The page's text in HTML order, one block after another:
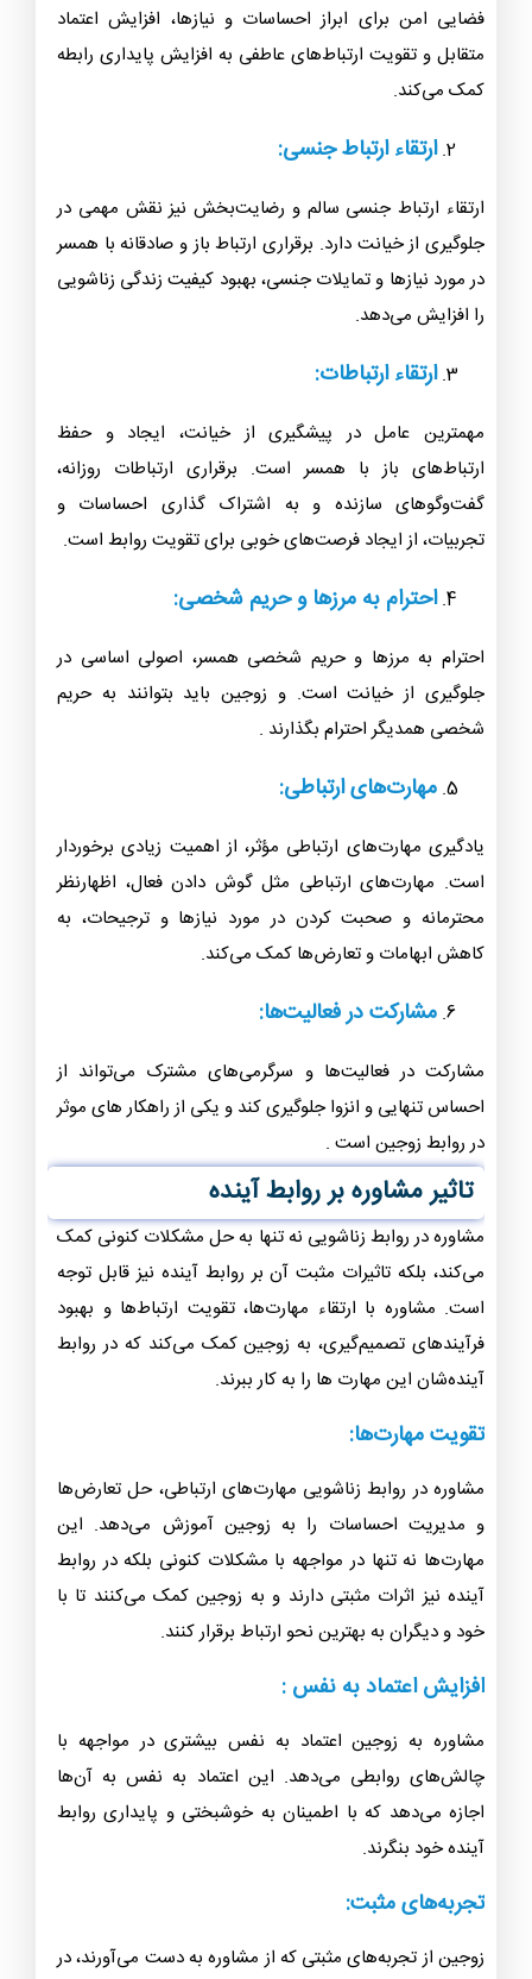
فضایی امن برای ابراز احساسات و نیازها، افزایش اعتماد
متقابل و تقویت ارتباط‌های عاطفی به افزایش پایداری رابطه
کمک می‌کند.
ارتقاء ارتباط جنسی:
ارتقاء ارتباط جنسی سالم و رضایت‌بخش نیز نقش مهمی در
جلوگیری از خیانت دارد. برقراری ارتباط باز و صادقانه با همسر
در مورد نیازها و تمایلات جنسی، بهبود کیفیت زندگی زناشویی
را افزایش می‌دهد.
ارتقاء ارتباطات:
مهمترین عامل در پیشگیری از خیانت، ایجاد و حفظ
ارتباط‌های باز با همسر است. برقراری ارتباطات روزانه،
گفت‌وگوهای سازنده و به اشتراک گذاری احساسات و
تجربیات، از ایجاد فرصت‌های خوبی برای تقویت روابط است.
احترام به مرزها و حریم شخصی:
احترام به مرزها و حریم شخصی همسر، اصولی اساسی در
جلوگیری از خیانت است. و زوجین باید بتوانند به حریم
شخصی همدیگر احترام بگذارند .
مهارت‌های ارتباطی:
یادگیری مهارت‌های ارتباطی مؤثر، از اهمیت زیادی برخوردار
است. مهارت‌های ارتباطی مثل گوش دادن فعال، اظهارنظر
محترمانه و صحبت کردن در مورد نیازها و ترجیحات، به
کاهش ابهامات و تعارض‌ها کمک می‌کند.
مشارکت در فعالیت‌ها:
مشارکت در فعالیت‌ها و سرگرمی‌های مشترک می‌تواند از
احساس تنهایی و انزوا جلوگیری کند و یکی از راهکار های موثر
در روابط زوجین است .
تاثیر مشاوره بر روابط آینده
مشاوره در روابط زناشویی نه تنها به حل مشکلات کنونی کمک
می‌کند، بلکه تاثیرات مثبت آن بر روابط آینده نیز قابل توجه
است. مشاوره با ارتقاء مهارت‌ها، تقویت ارتباط‌ها و بهبود
فرآیندهای تصمیم‌گیری، به زوجین کمک می‌کند که در روابط
آینده‌شان این مهارت ها را به کار ببرند.
تقویت مهارت‌ها:
مشاوره در روابط زناشویی مهارت‌های ارتباطی، حل تعارض‌ها
و مدیریت احساسات را به زوجین آموزش می‌دهد. این
مهارت‌ها نه تنها در مواجهه با مشکلات کنونی بلکه در روابط
آینده نیز اثرات مثبتی دارند و به زوجین کمک می‌کنند تا با
خود و دیگران به بهترین نحو ارتباط برقرار کنند.
افزایش اعتماد به نفس :
مشاوره به زوجین اعتماد به نفس بیشتری در مواجهه با
چالش‌های روابطی می‌دهد. این اعتماد به نفس به آن‌ها
اجازه می‌دهد که با اطمینان به خوشبختی و پایداری روابط
آینده خود بنگرند.
تجربه‌های مثبت:
زوجین از تجربه‌های مثبتی که از مشاوره به دست می‌آورند، در